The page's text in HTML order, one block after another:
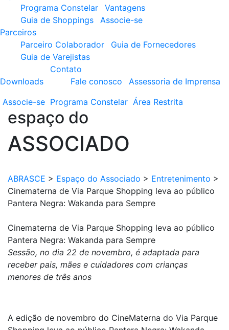
Programa Constelar
Vantagens
Guia de Shoppings
Associe-se
Parceiros
Parceiro Colaborador
Guia de Fornecedores
Guia de Varejistas
Downloads
Contato
Fale conosco
Assessoria de Imprensa
Associe-se Programa Constelar Área Restrita
espaço do
ASSOCIADO
ABRASCE > Espaço do Associado > Entretenimento >
Cinematerna de Via Parque Shopping leva ao público
Pantera Negra: Wakanda para Sempre
Cinematerna de Via Parque Shopping leva ao público
Pantera Negra: Wakanda para Sempre
Sessão, no dia 22 de novembro, é adaptada para
receber pais, mães e cuidadores com crianças
menores de três anos
A edição de novembro do CineMaterna do Via Parque